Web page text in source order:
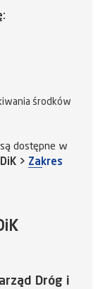
środków
dostępne w
> Zakres
Dróg i